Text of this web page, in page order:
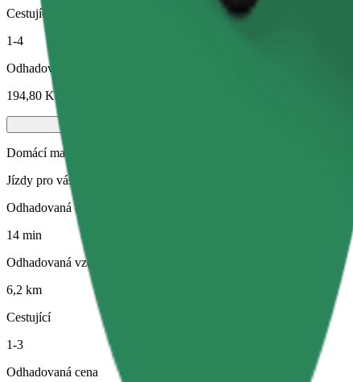
Cestující
1-4
Odhadovaná cena
194,80 Kč
Domácí mazlíčci
Jízdy pro vás i vašeho domácího mazlíčka. Psi musí mít náhubek,
Odhadovaná doba jízdy
14 min
Odhadovaná vzdálenost
6,2 km
Cestující
1-3
Odhadovaná cena